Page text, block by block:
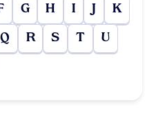
G H I J K
Q R S T U